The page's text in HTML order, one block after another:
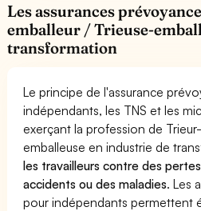
Les assurances
emballeur / Trieuse-
transformation
Le principe de l'assurance
indépendants, les TNS et les
exerçant la profession de
emballeuse en industrie de
les travailleurs contre des
accidents ou des maladies. Les
pour indépendants permettent